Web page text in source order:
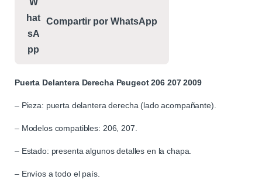
Compartir por WhatsApp
Puerta Delantera Derecha Peugeot 206 207 2009
– Pieza: puerta delantera derecha (lado acompañante).
– Modelos compatibles: 206, 207.
– Estado: presenta algunos detalles en la chapa.
– Envíos a todo el país.